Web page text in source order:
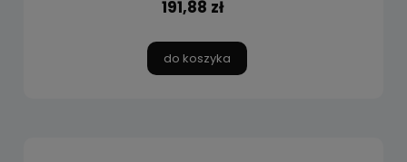
191,88 zł
do koszyka